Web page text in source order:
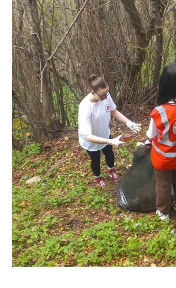
СТРУКТУРА И ОРГАНИЗАЦИОНА
ДИСЕМИНАЦИЈА
MЕЃУНАРОДНО ХУМАНИТАРНО
ПРОМОЦИЈА НА ХУМАНИ
УПОТРЕБА И ЗАШТИТА НА
СОЦИЈАЛНО ХУМАНИТАРНА
КАКО ДА ДОНИРАТЕ
ПОДГОТВЕНОСТ И ДЕЈСТВО ПРИ
ТИМОВИ НА ООЦК
СПАСИТЕЛНА СТАНИЦА
ПРОЕКТИ – ПОДГОТВЕНОСТ И ДЕЈСТВУВАЊЕ
ОДНОСИ СО ЈАВНОСТ